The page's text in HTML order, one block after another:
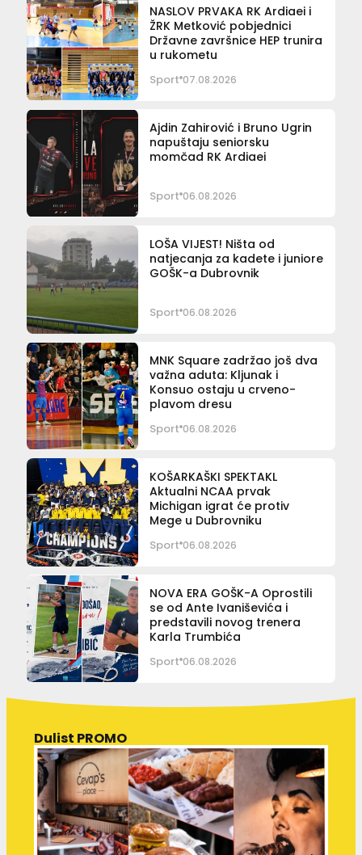
NASLOV PRVAKA RK Ardiaei i
ŽRK Metković pobjednici
Državne završnice HEP trunira
u rukometu
Sport 07.08.2026
Ajdin Zahirović i Bruno Ugrin
napuštaju seniorsku
momčad RK Ardiaei
Sport 06.08.2026
LOŠA VIJEST! Ništa od
natjecanja za kadete i juniore
GOŠK-a Dubrovnik
Sport 06.08.2026
MNK Square zadržao još dva
važna aduta: Kljunak i
Konsuo ostaju u crveno-
plavom dresu
Sport 06.08.2026
KOŠARKAŠKI SPEKTAKL
Aktualni NCAA prvak
Michigan igrat će protiv
Mege u Dubrovniku
Sport 06.08.2026
NOVA ERA GOŠK-A Oprostili
se od Ante Ivaniševića i
predstavili novog trenera
Karla Trumbića
Sport 06.08.2026
Dulist PROMO